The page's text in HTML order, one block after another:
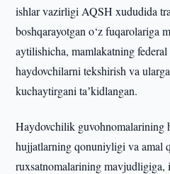
ishlar vazirligi AQSH xududida
boshqarayotgan o‘z fuqarolariga
aytilishicha, mamlakatning
haydovchilarni tekshirish va
kuchaytirgani taʼkidlangan.
Haydovchilik guvohnomalarining
hujjatlarning qonuniyligi va amal
ruxsatnomalarining mavjudligiga,